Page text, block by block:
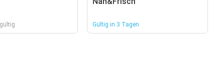
Gültig in 3 Tagen